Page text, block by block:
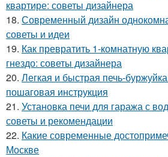
квартире: советы дизайнера
18. Современный дизайн
советы и идеи
19. Как превратить 1-комнатную
гнездо: советы дизайнера
20. Легкая и быстрая печь-
пошаговая инструкция
21. Установка печи для гаража с
советы и рекомендации
22. Какие современные
Москве